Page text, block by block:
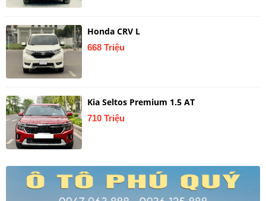
Honda CRV L
668 Triệu
Kia Seltos Premium 1.5 AT
710 Triệu